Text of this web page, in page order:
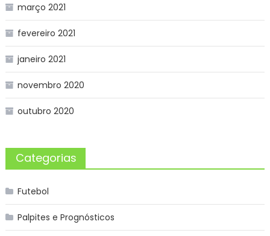
março 2021
fevereiro 2021
janeiro 2021
novembro 2020
outubro 2020
Categorias
Futebol
Palpites e Prognósticos